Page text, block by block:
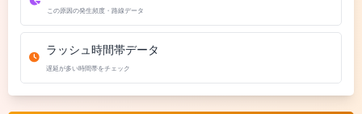
この原因の発生頻度・路線データ
ラッシュ時間帯データ
遅延が多い時間帯をチェック